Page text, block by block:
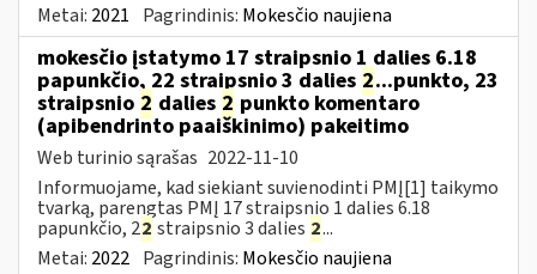
Metai: 2021 Pagrindinis: Mokesčio naujiena
mokesčio įstatymo 17 straipsnio 1 dalies 6.18
papunkčio, 22 straipsnio 3 dalies 2...punkto, 23
straipsnio 2 dalies 2 punkto komentaro
(apibendrinto paaiškinimo) pakeitimo
Web turinio sąrašas 2022-11-10
Informuojame, kad siekiant suvienodinti PMĮ[1] taikymo
tvarką, parengtas PMĮ 17 straipsnio 1 dalies 6.18
papunkčio, 22 straipsnio 3 dalies 2...
Metai: 2022 Pagrindinis: Mokesčio naujiena